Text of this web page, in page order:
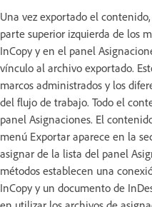
Una vez exportado el
parte superior izquierda de los
InCopy y en el panel
vínculo al archivo exportado.
marcos administrados y los
del flujo de trabajo. Todo el
panel Asignaciones. El
menú Exportar aparece en la
asignar de la lista del panel
métodos establecen una
InCopy y un documento de